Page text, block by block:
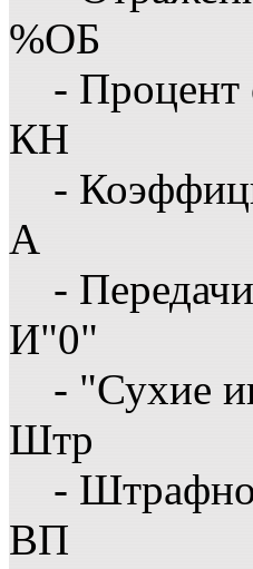
%ОБ
- Процент
КН
-
А
-
И"0"
- "Сухие
Штр
-
ВП